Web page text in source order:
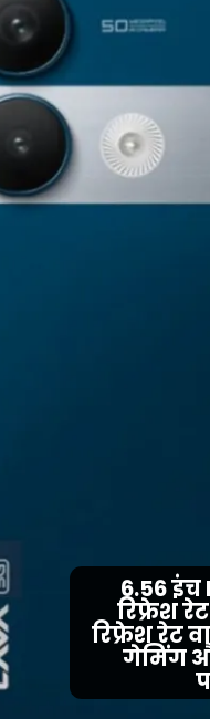
6.56 इंच
रिफ्रेश
रिफ्रेश रेट
गेमिंग